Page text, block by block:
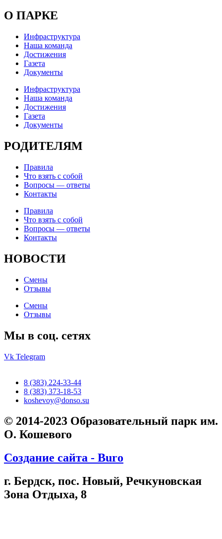
О ПАРКЕ
Инфраструктура
Наша команда
Достижения
Газета
Документы
Инфраструктура
Наша команда
Достижения
Газета
Документы
РОДИТЕЛЯМ
Правила
Что взять с собой
Вопросы — ответы
Контакты
Правила
Что взять с собой
Вопросы — ответы
Контакты
НОВОСТИ
Смены
Отзывы
Смены
Отзывы
Мы в соц. сетях
Vk Telegram
8 (383) 224-33-44
8 (383) 373-18-53
koshevoy@donso.su
© 2014-2023 Образовательный парк им.
О. Кошевого
Создание сайта - Buro
г. Бердск, пос. Новый, Речкуновская
Зона Отдыха, 8